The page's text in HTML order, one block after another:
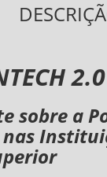
2.0
sobre a